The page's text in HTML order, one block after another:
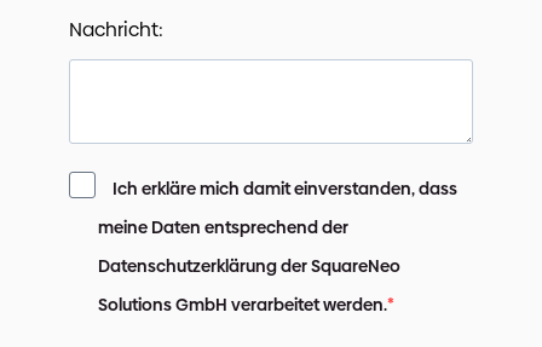
Nachricht:
Ich erkläre mich damit einverstanden, dass
meine Daten entsprechend der
Datenschutzerklärung der SquareNeo
Solutions GmbH verarbeitet werden.